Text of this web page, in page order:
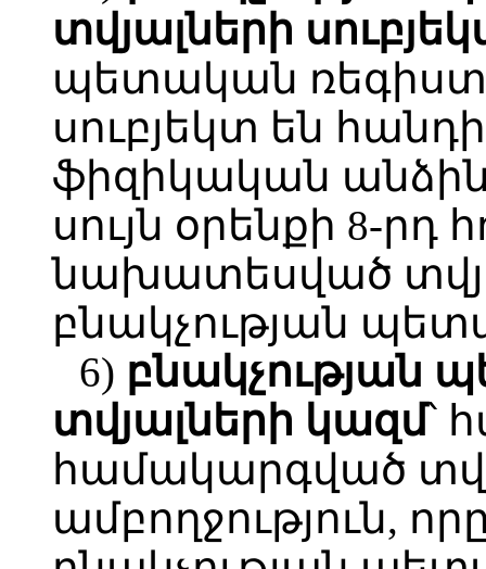
տվյալների
պետական
սուբյեկտ են
ֆիզիկական
սույն օրենքի 8-րդ
նախատեսված
բնակչության
6) բնակչության
տվյալների կազմ՝
համակարգված
ամբողջություն,